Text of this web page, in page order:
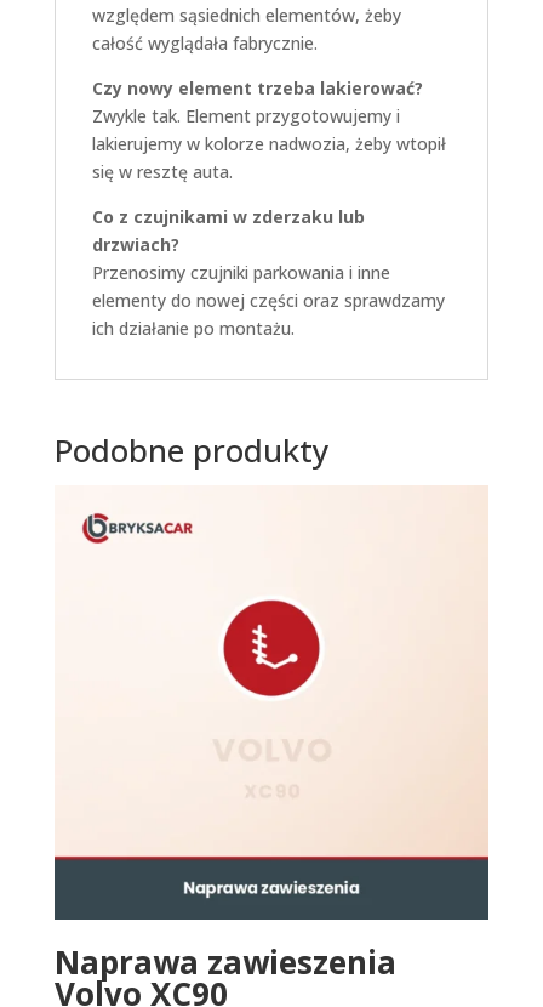
względem sąsiednich elementów, żeby
całość wyglądała fabrycznie.
Czy nowy element trzeba lakierować?
Zwykle tak. Element przygotowujemy i
lakierujemy w kolorze nadwozia, żeby wtopił
się w resztę auta.
Co z czujnikami w zderzaku lub
drzwiach?
Przenosimy czujniki parkowania i inne
elementy do nowej części oraz sprawdzamy
ich działanie po montażu.
Podobne produkty
Naprawa zawieszenia
Volvo XC90